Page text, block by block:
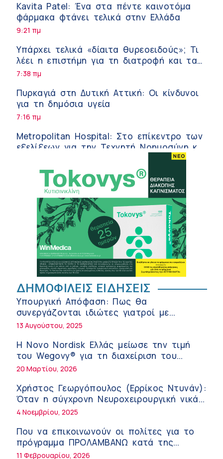
Kavita Patel: Ένα στα πέντε καινοτόμα
φάρμακα φτάνει τελικά στην Ελλάδα
9:21 πμ
Υπάρχει τελικά «δίαιτα θυρεοειδούς»; Τι
λέει η επιστήμη για τη διατροφή και τα
συμπληρώματα
7:38 πμ
Πυρκαγιά στη Δυτική Αττική: Οι κίνδυνοι
για τη δημόσια υγεία
7:16 πμ
Metropolitan Hospital: Στο επίκεντρο των
εξελίξεων για την Τεχνητή Νοημοσύνη και
Παύλος Γιαννακόπουλος – ΒΙΑΝΕΞ
Στέλιος Λιανός – INTERAMERICAN /
Αθηναϊκή Γενική Κλινική
5:17 πμ
Σε Λαμία και Καρδίτσα ο Υπουργός Υγείας
Άδ. Γεωργιάδης για την παραλαβή 7
ασθενοφόρων του ΕΚΑΒ και τα εγκαίνια
του ΚΥ Σοφάδων
5:04 πμ
Πόσο μας επηρεάζει ο ύπνος με
ανεμιστήρα ή air-condition το καλοκαίρι
11:34 πμ
Randy Schekman, Νομπελίστας Ιατρικής:
«Σε πέντε χρόνια μπορεί να έχουμε
θεραπεία που αναστέλλει την εξέλιξη
του Πάρκινσον»
9:24 πμ
Αντώνης Βουκλαρής – «ΕΡΡΙΚΟΣ ΝΤΥΝΑΝ»
9:18 πμ
Πώς να προλάβετε και να αντιμετωπίσετε
τη διάρροια των ταξιδιωτών
8:30 πμ
ΔΗΜΟΦΙΛΕΙΣ ΕΙΔΗΣΕΙΣ
Υπουργική Απόφαση: Πως θα
συνεργάζονται ιδιώτες γιατροί με
νοσοκομεία του δημοσίου συστήματος
13 Αυγούστου, 2025
Η Novo Nordisk Ελλάς μείωσε την τιμή
του Wegovy® για τη διαχείριση του
βάρους
20 Μαρτίου, 2026
Χρήστος Γεωργόπουλος (Ερρίκος Ντυνάν):
Όταν η σύγχρονη Νευροχειρουργική νικά
το φόβο!
4 Νοεμβρίου, 2025
Που να επικοινωνούν οι πολίτες για το
πρόγραμμα ΠΡΟΛΑΜΒΑΝΩ κατά της
παχυσαρκίας
11 Φεβρουαρίου, 2026